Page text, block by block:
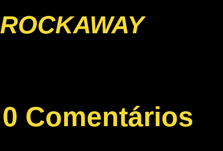
ROCKAWAY
0 Comentários